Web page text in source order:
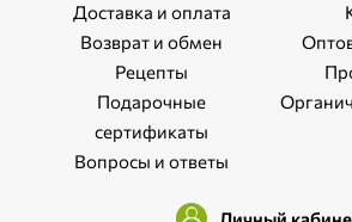
Доставка и оплата
Возврат и обмен
Рецепты
Подарочные
сертификаты
Вопросы и ответы